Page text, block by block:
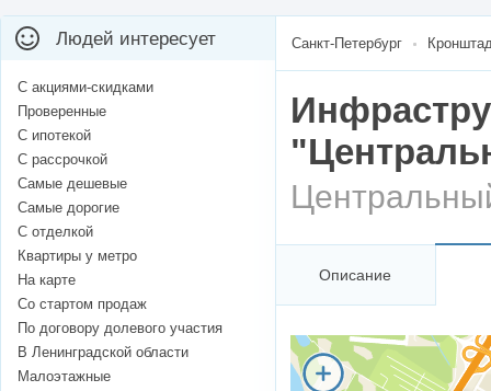
Санкт-Петербург
Описание
Людей интересует
С акциями-скидками
Проверенные
С ипотекой
С рассрочкой
Самые дешевые
Самые дорогие
С отделкой
Квартиры у метро
На карте
Со стартом продаж
По договору долевого участия
В Ленинградской области
Малоэтажные